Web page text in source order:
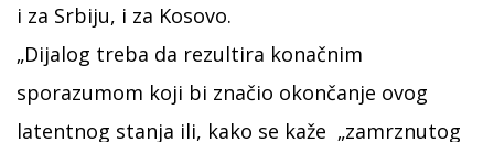
i za Srbiju, i za Kosovo.
„Dijalog treba da rezultira konačnim
sporazumom koji bi značio okončanje ovog
latentnog stanja ili, kako se kaže „zamrznutog